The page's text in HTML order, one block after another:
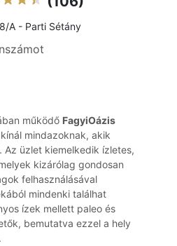
A - Parti Sétány
működő FagyiOázis
mindazoknak, akik
üzlet kiemelkedik ízletes,
kizárólag gondosan
felhasználásával
mindenki találhat
ízek mellett paleo és
bemutatva ezzel a hely